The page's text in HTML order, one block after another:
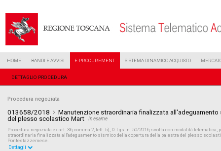
HOME BANDI E AVVISI E-PROCUREMENT SISTEMA DINAMICO ACQUISTO
DETTAGLIO PROCEDURA
Procedura negoziata
013658/2018
Manutenzione straordinaria finalizzata
del plesso scolastico Mart
In esame
Procedura negoziata ex art. 36, comma 2, lett. b), D.Lgs. n. 50/2016, svolta con modalità
straordinaria finalizzata all'adeguamento sismico della copertura della palestra del plesso
Pontestazzemese.
Dettagli